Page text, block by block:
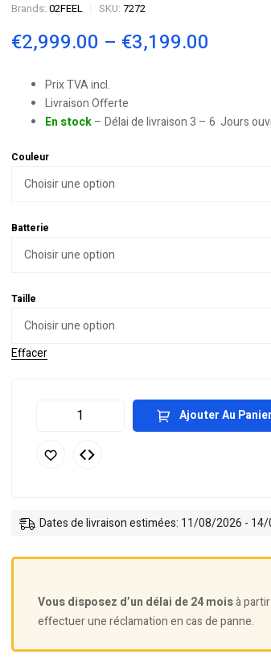
Brands: 02FEEL SKU: 7272
€2,999.00 – €3,199.00
Prix TVA incl.
Livraison Offerte
En stock – Délai de livraison 3 – 6 Jours
Couleur
Batterie
Taille
Effacer
Ajouter Au Panier
Dates de livraison estimées: 11/08/2026 -
Vous disposez d’un délai de 24 moisà
effectuer une réclamation en cas de panne.